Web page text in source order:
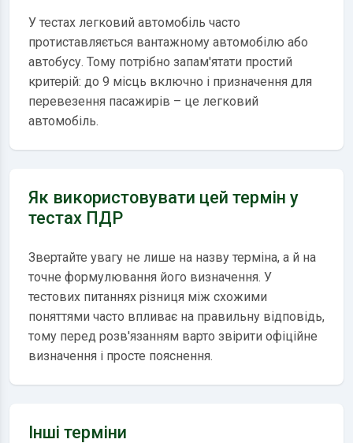
У тестах легковий автомобіль часто
протиставляється вантажному автомобілю або
автобусу. Тому потрібно запам'ятати простий
критерій: до 9 місць включно і призначення для
перевезення пасажирів – це легковий
автомобіль.
Як використовувати цей термін у
тестах ПДР
Звертайте увагу не лише на назву терміна, а й на
точне формулювання його визначення. У
тестових питаннях різниця між схожими
поняттями часто впливає на правильну відповідь,
тому перед розв'язанням варто звірити офіційне
визначення і просте пояснення.
Інші терміни